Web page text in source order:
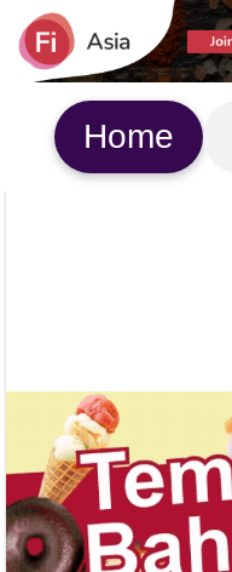
Home